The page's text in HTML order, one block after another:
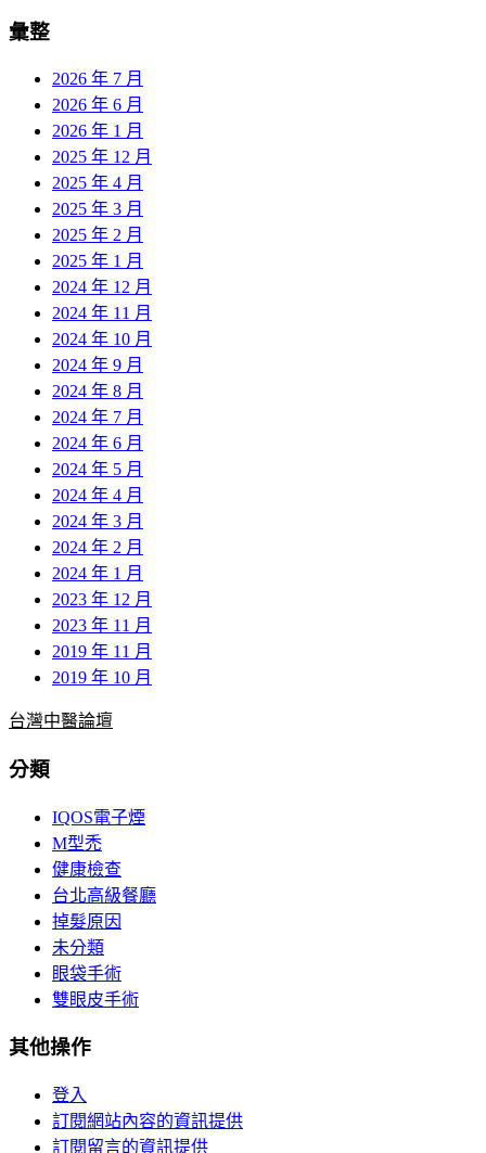
彙整
2026 年 7 月
2026 年 6 月
2026 年 1 月
2025 年 12 月
2025 年 4 月
2025 年 3 月
2025 年 2 月
2025 年 1 月
2024 年 12 月
2024 年 11 月
2024 年 10 月
2024 年 9 月
2024 年 8 月
2024 年 7 月
2024 年 6 月
2024 年 5 月
2024 年 4 月
2024 年 3 月
2024 年 2 月
2024 年 1 月
2023 年 12 月
2023 年 11 月
2019 年 11 月
2019 年 10 月
台灣中醫論壇
分類
IQOS電子煙
M型禿
健康檢查
台北高級餐廳
掉髮原因
未分類
眼袋手術
雙眼皮手術
其他操作
登入
訂閱網站內容的資訊提供
訂閱留言的資訊提供